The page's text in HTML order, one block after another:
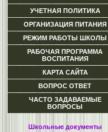
УЧЕТНАЯ ПОЛИТИКА
ОРГАНИЗАЦИЯ ПИТАНИЯ
РЕЖИМ РАБОТЫ ШКОЛЫ
РАБОЧАЯ ПРОГРАММА
ВОСПИТАНИЯ
КАРТА САЙТА
ВОПРОС ОТВЕТ
ЧАСТО ЗАДАВАЕМЫЕ
ВОПРОСЫ
Школьные документы